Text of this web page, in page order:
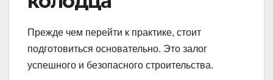
Прежде чем перейти к практике, стоит
подготовиться основательно. Это залог
успешного и безопасного строительства.